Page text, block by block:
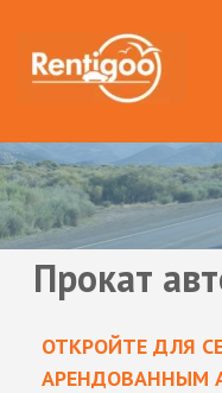
Прокат
ОТКРОЙТЕ ДЛЯ
АРЕНДОВАННЫМ